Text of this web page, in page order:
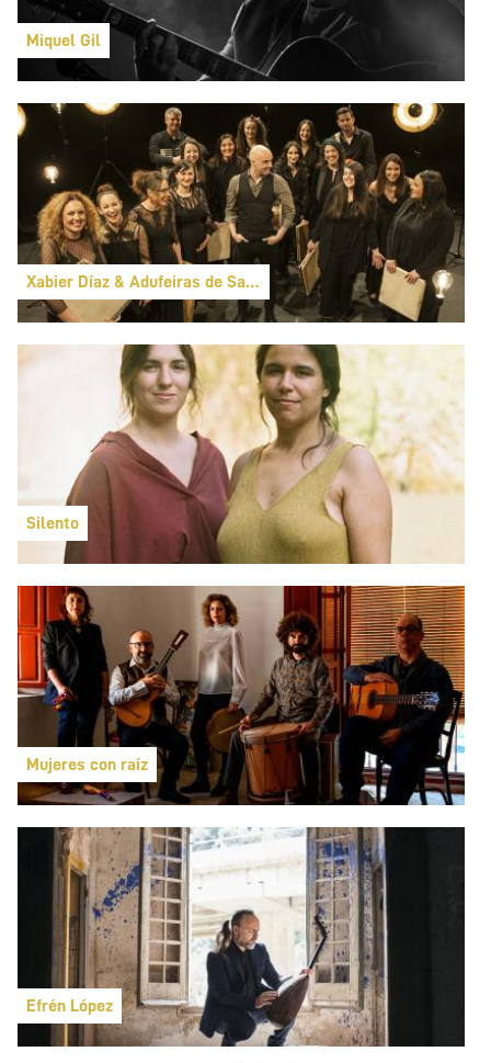
Miquel Gil
Xabier Díaz & Adufeiras de Salitre
Silento
Mujeres con raíz
Efrén López